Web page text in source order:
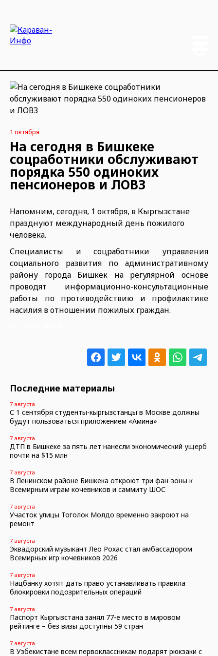
1 октября
На сегодня в Бишкеке
соцработники обслуживают
порядка 550 одиноких
пенсионеров и ЛОВЗ
Напомним, сегодня, 1 октября, в Кыргызстане
празднуют международный день пожилого
человека.
Специалисты и соцработники управления
социального развития по административному
району города Бишкек на регулярной основе
проводят информационно-консультационные
работы по противодействию и профилактике
насилия в отношении пожилых граждан.
Последние материалы
7 августа
С 1 сентября студенты-кыргызстанцы в Москве должны
будут пользоваться приложением «Амина»
7 августа
ДТП в Бишкеке за пять лет нанесли экономический ущерб
почти на $15 млн
7 августа
В Ленинском районе Бишкека откроют три фан-зоны к
Всемирным играм кочевников и саммиту ШОС
7 августа
Участок улицы Тоголок Молдо временно закроют на
ремонт
7 августа
Эквадорский музыкант Лео Рохас стал амбассадором
Всемирных игр кочевников 2026
7 августа
Нацбанку хотят дать право устанавливать правила
блокировки подозрительных операций
7 августа
Паспорт Кыргызстана занял 77-е место в мировом
рейтинге – без визы доступны 59 стран
7 августа
В Узбекистане всем первоклассникам подарят рюкзаки с